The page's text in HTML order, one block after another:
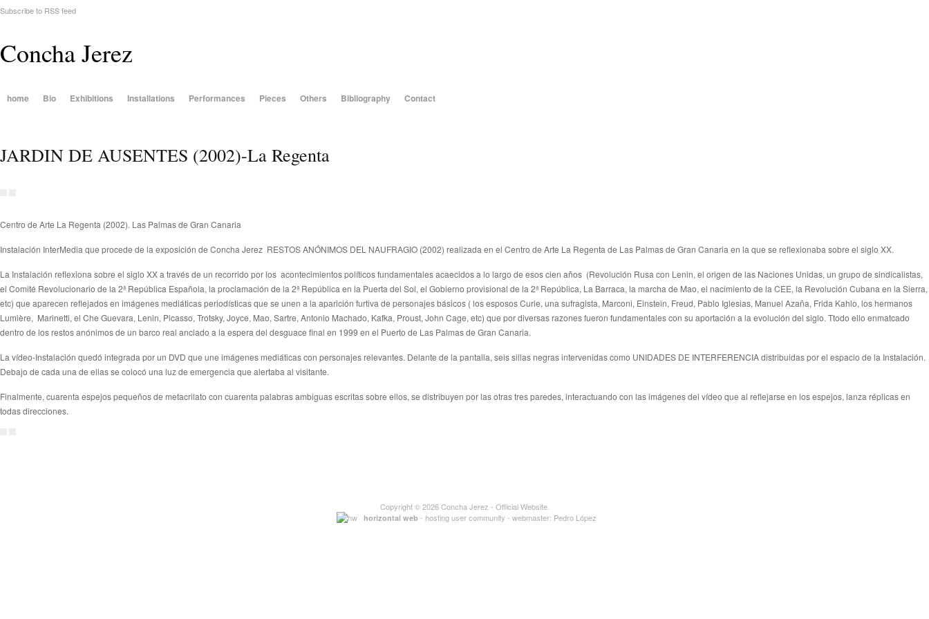
Subscribe to RSS feed
Concha Jerez
home Bio Exhibitions Installations Performances Pieces Others Bibliography Contact
JARDIN DE AUSENTES (2002)-La Regenta
Centro de Arte La Regenta (2002). Las Palmas de Gran Canaria
Instalación InterMedia que procede de la exposición de Concha Jerez RESTOS ANÓNIMOS DEL NAUFRAGIO (2002) realizada en el Centro de Arte La Regenta de Las Palmas de Gran Canaria en la que se reflexionaba sobre el siglo XX.
La Instalación reflexiona sobre el siglo XX a través de un recorrido por los acontecimientos políticos fundamentales acaecidos a lo largo de esos cien años (Revolución Rusa con Lenin, el origen de las Naciones Unidas, un grupo de sindicalistas,
el Comité Revolucionario de la 2ª República Española, la proclamación de la 2ª República en la Puerta del Sol, el Gobierno provisional de la 2ª República, La Barraca, la marcha de Mao, el nacimiento de la CEE, la Revolución Cubana en la Sierra,
etc) que aparecen reflejados en imágenes mediáticas periodísticas que se unen a la aparición furtiva de personajes básicos ( los esposos Curie, una sufragista, Marconi, Einstein, Freud, Pablo Iglesias, Manuel Azaña, Frida Kahlo, los hermanos
Lumière, Marinetti, el Che Guevara, Lenin, Picasso, Trotsky, Joyce, Mao, Sartre, Antonio Machado, Kafka, Proust, John Cage, etc) que por diversas razones fueron fundamentales con su aportación a la evolución del siglo. Ttodo ello enmatcado
dentro de los restos anónimos de un barco real anclado a la espera del desguace final en 1999 en el Puerto de Las Palmas de Gran Canaria.
La vídeo-Instalación quedó integrada por un DVD que une imágenes mediáticas con personajes relevantes. Delante de la pantalla, seis sillas negras intervenidas como UNIDADES DE INTERFERENCIA distribuidas por el espacio de la Instalación.
Debajo de cada una de ellas se colocó una luz de emergencia que alertaba al visitante.
Finalmente, cuarenta espejos pequeños de metacrilato con cuarenta palabras ambiguas escritas sobre ellos, se distribuyen por las otras tres paredes, interactuando con las imágenes del vídeo que al reflejarse en los espejos, lanza réplicas en
todas direcciones.
Copyright © 2026Concha Jerez - Official Website.
horizontal web - hosting user community - webmaster: Pedro López